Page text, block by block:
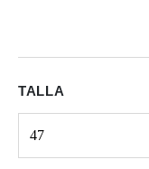
TALLA
47